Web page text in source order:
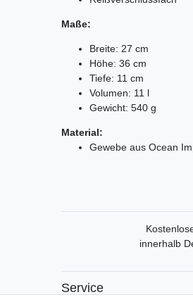
Maße:
Breite: 27 cm
Höhe: 36 cm
Tiefe: 11 cm
Volumen: 11 l
Gewicht: 540 g
Material:
Gewebe aus Ocean
innerhalb
Service